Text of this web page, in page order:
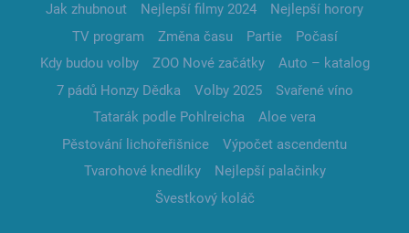
Jak zhubnout Nejlepší filmy 2024
Nejlepší horory
TV program
Změna času Partie
Počasí
Kdy budou volby
ZOO Nové začátky
Auto – katalog
7 pádů Honzy Dědka
Volby 2025
Svařené víno
Tatarák podle Pohlreicha
Aloe vera
Pěstování lichořeřišnice
Výpočet ascendentu
Tvarohové knedlíky
Nejlepší palačinky
Švestkový koláč